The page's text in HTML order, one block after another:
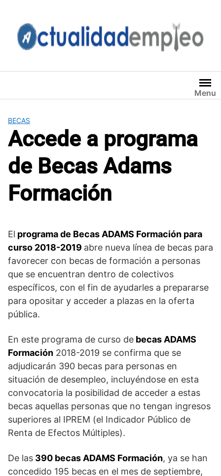
contenido
Menu
BECAS
Accede a programa
de Becas Adams
Formación
El programa de Becas ADAMS Formación para
curso 2018-2019 abre nueva línea de becas para
favorecer con becas de formación a personas
que se encuentran dentro de colectivos
específicos, con el fin de ayudarles a prepararse
para opositar y acceder a plazas en la oferta
pública.
En este programa de curso de becas ADAMS
Formación 2018-2019 se confirma que se
adjudicarán 390 becas para personas en
situación de desempleo, incluyéndose en esta
convocatoria la posibilidad de acceder a estas
becas aquellas personas que no tengan ingresos
superiores al IPREM (el Indicador Público de
Renta de Efectos Múltiples).
De las 390 becas ADAMS Formación, ya se han
concedido 195 becas en el mes de septiembre,